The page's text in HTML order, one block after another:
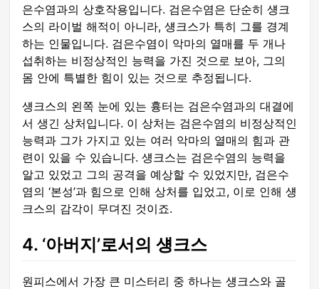
은수염과의 상호작용입니다. 검은수염은 단순히 섕크
스의 라이벌 해적이 아니라, 섕크스가 특히 그를 경계
하는 인물입니다. 검은수염이 악마의 열매를 두 개나
섭취하는 비정상적인 능력을 가진 것으로 보아, 그의
몸 안에 특별한 힘이 있는 것으로 추정됩니다.
섕크스의 왼쪽 눈에 있는 흉터는 검은수염과의 대결에
서 생긴 상처입니다. 이 상처는 검은수염의 비정상적인
능력과 그가 가지고 있는 여러 악마의 열매의 힘과 관
련이 있을 수 있습니다. 섕크스는 검은수염의 능력을
알고 있었고 그의 공격을 예상할 수 있었지만, 검은수
염의 ‘본성’과 힘으로 인해 상처를 입었고, 이로 인해 섕
크스의 감각이 무뎌진 것이죠.
4. ‘아버지’로서의 섕크스
원피스에서 가장 큰 미스터리 중 하나는 섕크스와 골